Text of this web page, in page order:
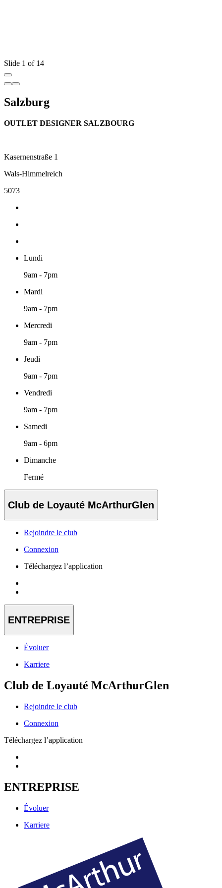
Slide 1 of 14
Salzburg
OUTLET DESIGNER SALZBOURG
Kasernenstraße 1
Wals-Himmelreich
5073
Lundi
9am - 7pm
Mardi
9am - 7pm
Mercredi
9am - 7pm
Jeudi
9am - 7pm
Vendredi
9am - 7pm
Samedi
9am - 6pm
Dimanche
Fermé
Club de Loyauté McArthurGlen
Rejoindre le club
Connexion
Téléchargez l’application
ENTREPRISE
Évoluer
Karriere
Club de Loyauté McArthurGlen
Rejoindre le club
Connexion
Téléchargez l’application
ENTREPRISE
Évoluer
Karriere